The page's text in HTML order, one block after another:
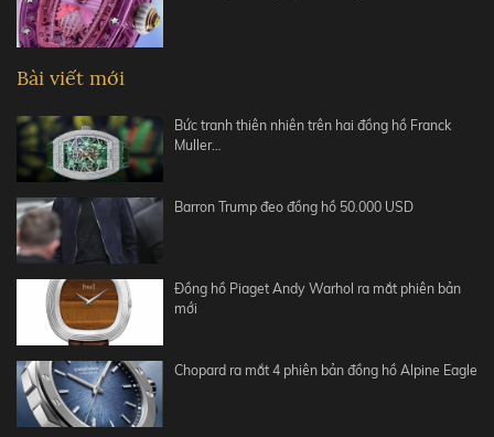
Bài viết mới
Bức tranh thiên nhiên trên hai đồng hồ Franck
Muller…
Barron Trump đeo đồng hồ 50.000 USD
Đồng hồ Piaget Andy Warhol ra mắt phiên bản
mới
Chopard ra mắt 4 phiên bản đồng hồ Alpine Eagle